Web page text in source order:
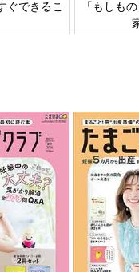
ッズ 1,490円（税込）→ 全て
危機にある動物をモチー
に790円に見直されまし
（国際自然保護連合日本
ものたちの置かれてい
けを与えてくれます。
ぐできるこ
「もしも